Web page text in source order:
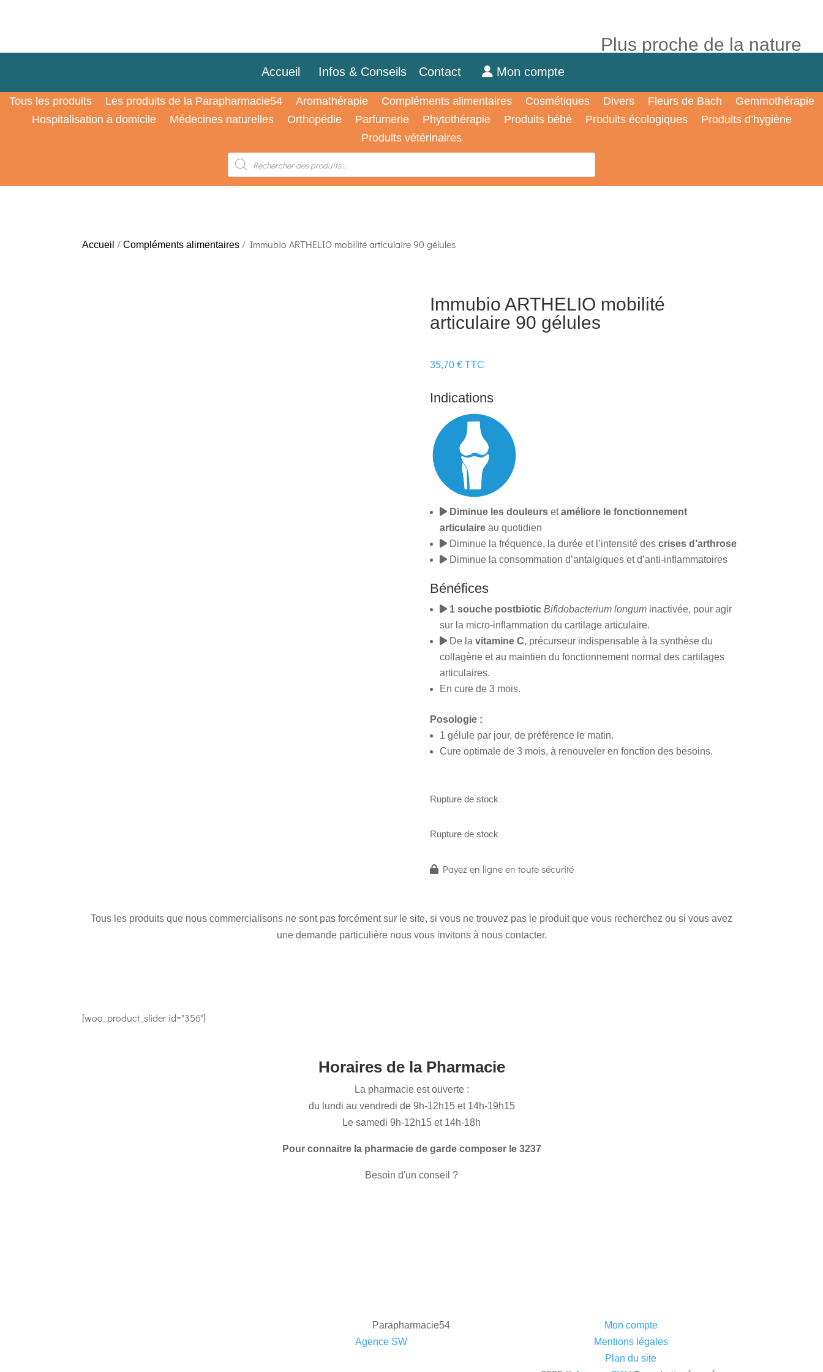
Plus proche de la nature
Accueil Infos & Conseils Contact Mon compte
Tous les produits Les produits de la Parapharmacie54 Aromathérapie Compléments alimentaires Cosmétiques Divers Fleurs de Bach
Gemmothérapie
Hospitalisation à domicile
Médecines naturelles Orthopédie Parfumerie Phytothérapie Produits bébé Produits écologiques
Produits d’hygiène
Produits vétérinaires
Recherche
produits
Accueil /Compléments alimentaires / Immubio ARTHELIO mobilité articulaire 90 gélules
Immubio ARTHELIO mobilité
articulaire 90 gélules
35,70 € TTC
Indications
Diminue les douleursetaméliore le fonctionnement
articulaireau quotidien
Diminue la fréquence, la durée et l’intensité des crises d’arthrose
Diminue la consommation d’antalgiques et d’anti-inflammatoires
Bénéfices
1 souche postbiotic Bifidobacterium longuminactivée, pour agir
sur la micro-inflammation du cartilage articulaire.
De la vitamine C, précurseur indispensable à la synthèse du
collagène et au maintien du fonctionnement normal des cartilages
articulaires.
En cure de 3 mois.
Posologie :
1 gélule par jour, de préférence le matin.
Cure optimale de 3 mois, à renouveler en fonction des besoins.
Rupture de stock
Rupture de stock
Payez en ligne en toute sécurité
Tous les produits que nous commercialisons ne sont pas forcément sur le site, si vous ne trouvez pas le produit que vous recherchez ou si vous avez
une demande particulière nous vous invitons à nous contacter.
[woo_product_slider id="356"]
Horaires de la Pharmacie
La pharmacie est ouverte :
du lundi au vendredi de 9h-12h15 et 14h-19h15
Le samedi 9h-12h15 et 14h-18h
Pour connaitre la pharmacie de garde composer le 3237
Besoin d'un conseil ?
Parapharmacie54
Agence SW| Tous droits réservés
Mon compte
Mentions légales
Plan du site